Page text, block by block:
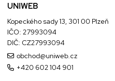
UNIWEB
Kopeckého sady 13, 301 00 Plzeň
IČO: 27993094
DIČ: CZ27993094
obchod@uniweb.cz
+420 602 104 901